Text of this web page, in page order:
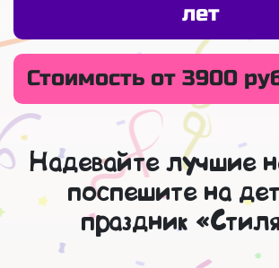
лет
Стоимость от 3900
Надевайте лучшие
поспешите на
праздник